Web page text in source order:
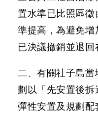
洪
畫
市
畫
置水準已比照區徵
準提高，為避免增
已決議撤銷並退回
二、有關社子島當
劃以「先安置後拆
彈性安置及規劃配